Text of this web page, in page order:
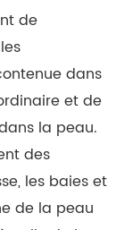
de
dans
et de
la peau.
des
les baies et
de la peau